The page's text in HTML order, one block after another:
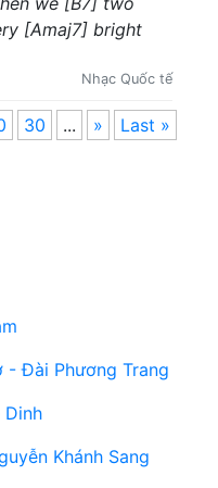
[Amaj7] bright
Nhạc Quốc tế
30 ... » Last »
- Đài Phương Trang
Dinh
Khánh Sang